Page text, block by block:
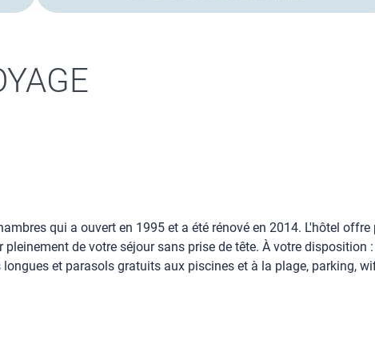
qui a ouvert en 1995 et a été rénové en 2014. L'hôtel
de votre séjour sans prise de tête. À votre
et parasols gratuits aux piscines et à la plage, parking,